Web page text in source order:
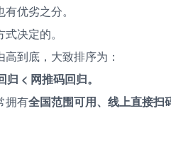
优劣之分。
决定的。
到底，大致排序为：
< 网推码回归。
拥有全国范围可用、线上直接扫